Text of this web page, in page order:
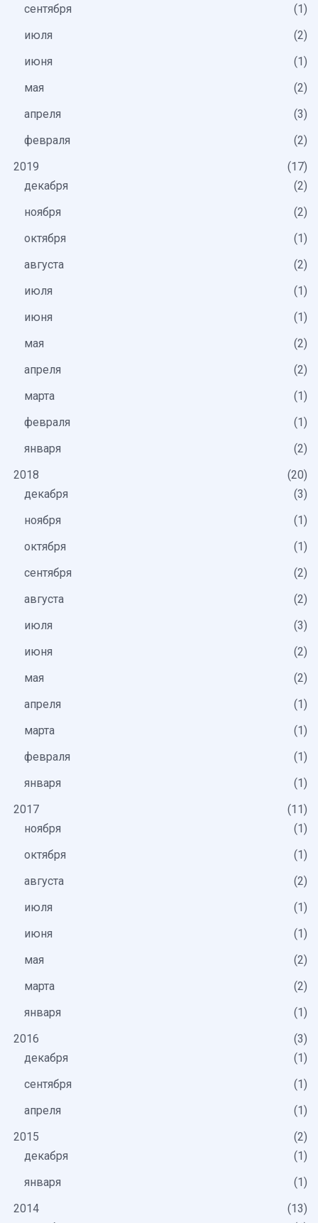
сентября
1
июля
2
июня
1
мая
2
апреля
3
февраля
2
2019
17
декабря
2
ноября
2
октября
1
августа
2
июля
1
июня
1
мая
2
апреля
2
марта
1
февраля
1
января
2
2018
20
декабря
3
ноября
1
октября
1
сентября
2
августа
2
июля
3
июня
2
мая
2
апреля
1
марта
1
февраля
1
января
1
2017
11
ноября
1
октября
1
августа
2
июля
1
июня
1
мая
2
марта
2
января
1
2016
3
декабря
1
сентября
1
апреля
1
2015
2
декабря
1
января
1
2014
13